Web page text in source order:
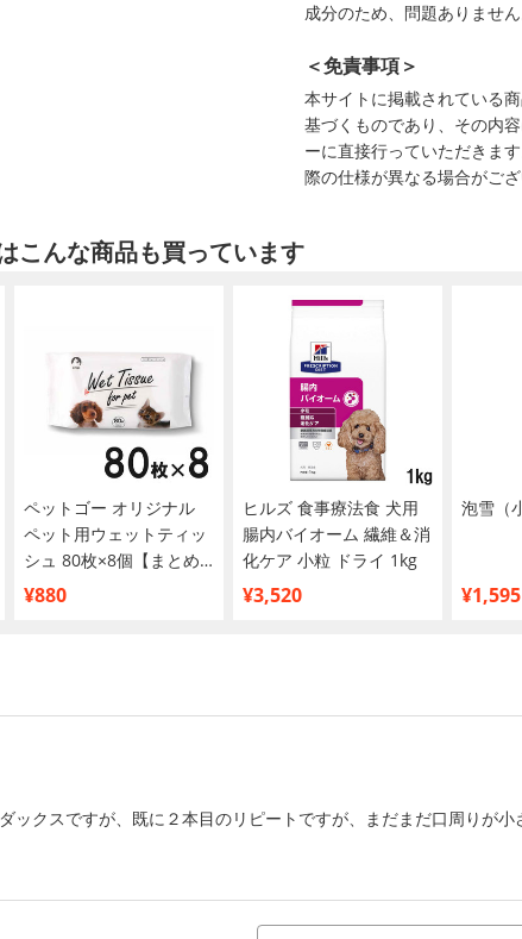
成分のため、問題ありません
＜免責事項＞
本サイトに掲載されている
基づくものであり、その内
ーに直接行っていただきま
際の仕様が異なる場合がござ
こんな商品も買っています
ペットゴー オリジナル
ペット用ウェットティッ
シュ 80枚×8個【まとめ
買い】
¥880
ヒルズ 食事療法食 犬用
腸内バイオーム 繊維＆消
化ケア 小粒 ドライ 1kg
¥3,520
泡雪（
¥1,595
ックスですが、既に２本目のリピートですが、まだまだ口周りが